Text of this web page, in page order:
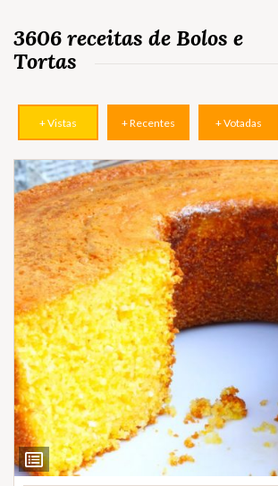
3606 receitas de Bolos e
Tortas
+ Vistas + Recentes + Votadas
Ver
Ingredientes